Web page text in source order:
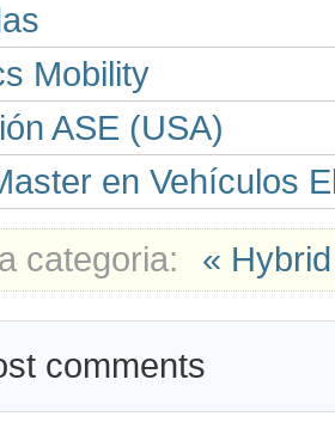
Mobility
ASE (USA)
en Vehículos
categoria: «
comments